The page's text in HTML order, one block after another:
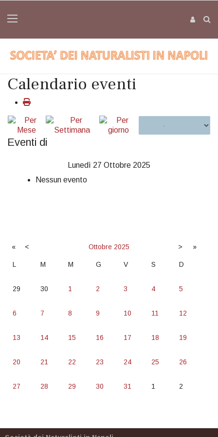
Calendario eventi
Eventi di
Lunedì 27 Ottobre 2025
Nessun evento
« < Ottobre 2025 > »
L M M G V S D
29 30 1 2 3 4 5
6 7 8 9 10 11 12
13 14 15 16 17 18 19
20 21 22 23 24 25 26
27 28 29 30 31 1 2